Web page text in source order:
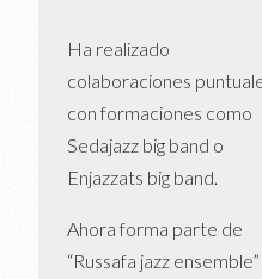
Ha realizado
colaboraciones
con formaciones como
Sedajazz big band o
Enjazzats big band.
Ahora forma parte de
“Russafa jazz